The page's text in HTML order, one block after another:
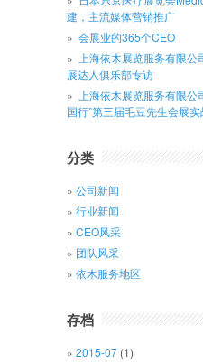
建，主流媒体营销推广
会展业的365个CEO
上海依木展览服务有限
展达人俱乐部专访
上海依木展览服务有限
国行”第三届毛豆先生会展
分类
公司新闻
行业新闻
CEO风采
团队风采
依木服务地区
存档
2015-07 (1)